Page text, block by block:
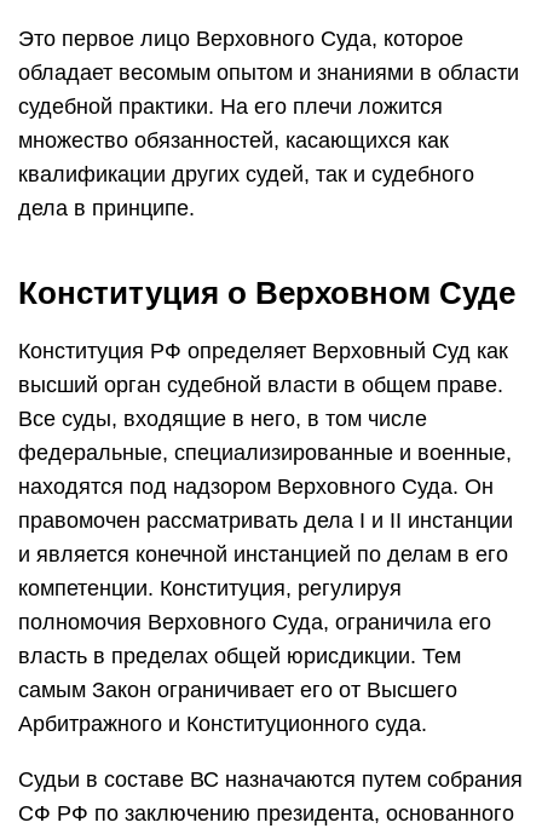
Это первое лицо Верховного Суда, которое
обладает весомым опытом и знаниями в области
судебной практики. На его плечи ложится
множество обязанностей, касающихся как
квалификации других судей, так и судебного
дела в принципе.
Конституция о Верховном Суде
Конституция РФ определяет Верховный Суд как
высший орган судебной власти в общем праве.
Все суды, входящие в него, в том числе
федеральные, специализированные и военные,
находятся под надзором Верховного Суда. Он
правомочен рассматривать дела I и II инстанции
и является конечной инстанцией по делам в его
компетенции. Конституция, регулируя
полномочия Верховного Суда, ограничила его
власть в пределах общей юрисдикции. Тем
самым Закон ограничивает его от Высшего
Арбитражного и Конституционного суда.
Судьи в составе ВС назначаются путем собрания
СФ РФ по заключению президента, основанного